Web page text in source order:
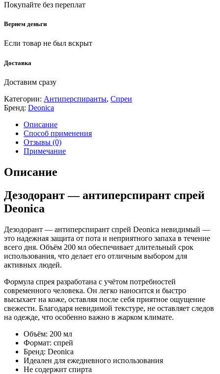
Покупайте без переплат
Вернем деньги
Если товар не был вскрыт
Доставка
Доставим сразу
Категории: Антиперспиранты, Спреи
Бренд: Deonica
Описание
Способ применения
Отзывы (0)
Примечание
Описание
Дезодорант — антиперспирант спрей
Deonica
Дезодорант — антиперспирант спрей Deonica невидимый —
это надежная защита от пота и неприятного запаха в течение
всего дня. Объём 200 мл обеспечивает длительный срок
использования, что делает его отличным выбором для
активных людей.
Формула спрея разработана с учётом потребностей
современного человека. Он легко наносится и быстро
высыхает на коже, оставляя после себя приятное ощущение
свежести. Благодаря невидимой текстуре, не оставляет следов
на одежде, что особенно важно в жарком климате.
Объём: 200 мл
Формат: спрей
Бренд: Deonica
Идеален для ежедневного использования
Не содержит спирта